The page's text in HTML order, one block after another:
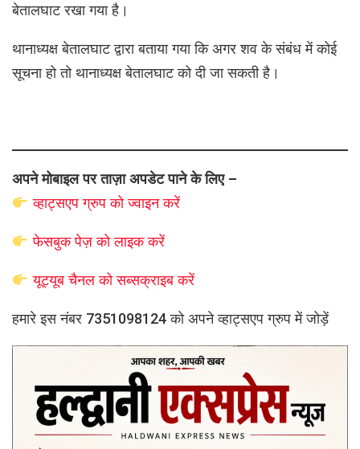
बेतालघाट रखा गया है।
थानाध्यक्ष बेतालघाट द्वारा बताया गया कि अगर शव के संबंध में कोई
सूचना हो तो थानाध्यक्ष बेतालघाट को दी जा सकती है।
अपने मोबाइल पर ताज़ा अपडेट पाने के लिए –
व्हाट्सएपग्रुप कोज्वाइन करें
फेसबुक पेज़ को लाइक करें
यूट्यूब चैनल को सब्सक्राइब करें
हमारे इस नंबर 7351098124 को अपने व्हाट्सएप ग्रुप में जोड़ें